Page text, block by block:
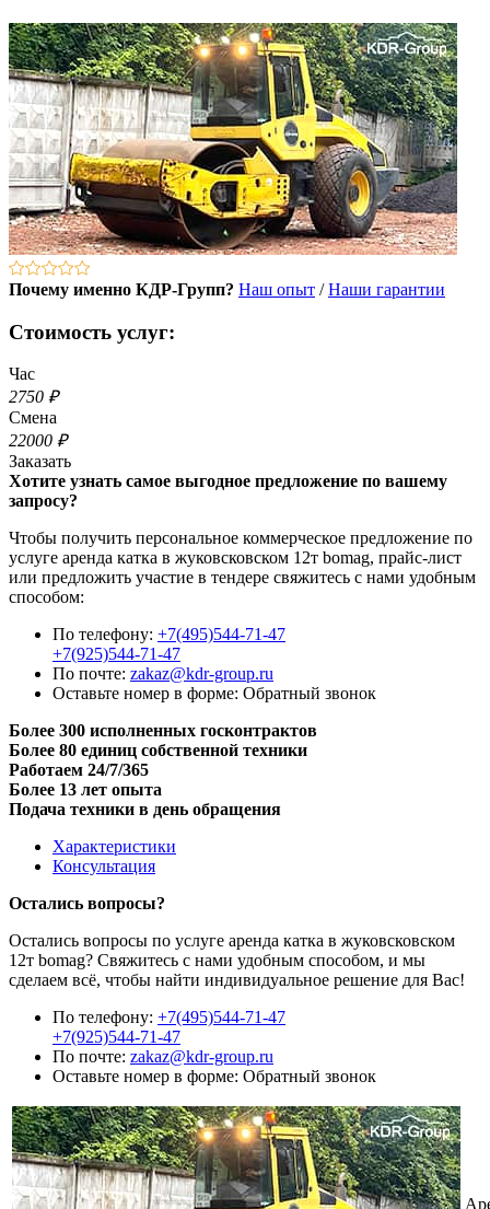
Почему именно КДР-Групп? Наш опыт /Наши гарантии
Стоимость услуг:
Час
2750 ₽
Смена
22000 ₽
Заказать
Хотите узнать самое выгодное предложение по вашему
запросу?
Чтобы получить персональное коммерческое предложение по
услуге аренда катка в жуковсковском 12т bomag, прайс-лист
или предложить участие в тендере свяжитесь с нами удобным
способом:
По телефону: +7(495)544-71-47
+7(925)544-71-47
По почте: zakaz@kdr-group.ru
Оставьте номер в форме: Обратный звонок
Более 300 исполненных госконтрактов
Более 80 единиц собственной техники
Работаем 24/7/365
Более 13 лет опыта
Подача техники в день обращения
Характеристики
Консультация
Остались вопросы?
Остались вопросы по услуге аренда катка в жуковсковском
12т bomag? Свяжитесь с нами удобным способом, и мы
сделаем всё, чтобы найти индивидуальное решение для Вас!
По телефону: +7(495)544-71-47
+7(925)544-71-47
По почте: zakaz@kdr-group.ru
Оставьте номер в форме: Обратный звонок